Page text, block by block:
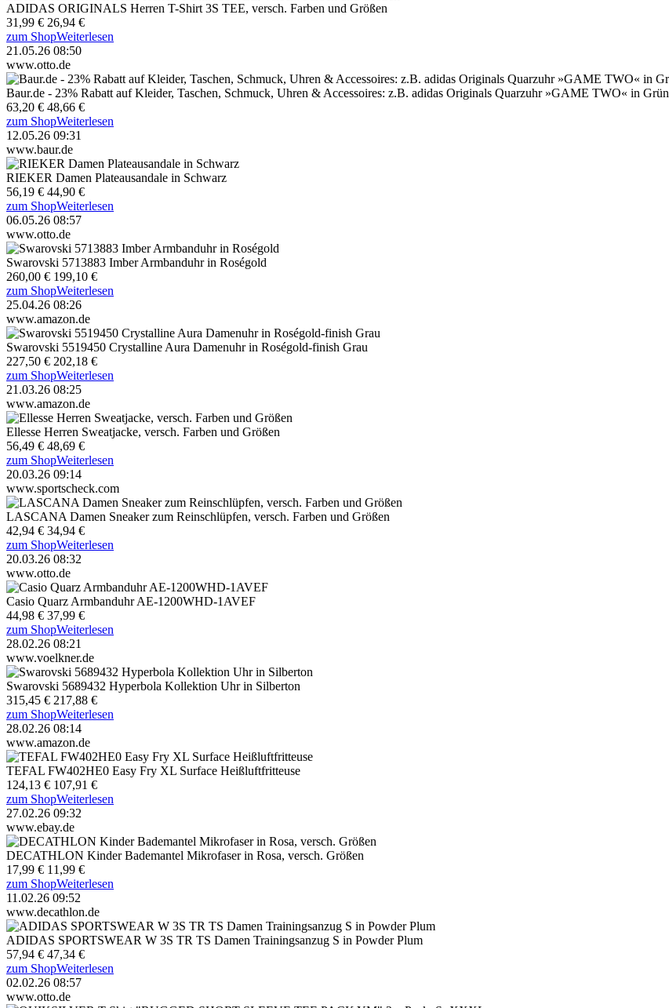
ADIDAS ORIGINALS Herren T-Shirt 3S TEE, versch. Farben und Größen
31,99 € 26,94 €
zum ShopWeiterlesen
21.05.26 08:50
www.otto.de
Baur.de - 23% Rabatt auf Kleider, Taschen, Schmuck, Uhren & Accessoires: z.B. adidas Originals Quarzuhr »GAME TWO« in Grün
63,20 € 48,66 €
zum ShopWeiterlesen
12.05.26 09:31
www.baur.de
RIEKER Damen Plateausandale in Schwarz
56,19 € 44,90 €
zum ShopWeiterlesen
06.05.26 08:57
www.otto.de
Swarovski 5713883 Imber Armbanduhr in Roségold
260,00 € 199,10 €
zum ShopWeiterlesen
25.04.26 08:26
www.amazon.de
Swarovski 5519450 Crystalline Aura Damenuhr in Roségold-finish Grau
227,50 € 202,18 €
zum ShopWeiterlesen
21.03.26 08:25
www.amazon.de
Ellesse Herren Sweatjacke, versch. Farben und Größen
56,49 € 48,69 €
zum ShopWeiterlesen
20.03.26 09:14
www.sportscheck.com
LASCANA Damen Sneaker zum Reinschlüpfen, versch. Farben und Größen
42,94 € 34,94 €
zum ShopWeiterlesen
20.03.26 08:32
www.otto.de
Casio Quarz Armbanduhr AE-1200WHD-1AVEF
44,98 € 37,99 €
zum ShopWeiterlesen
28.02.26 08:21
www.voelkner.de
Swarovski 5689432 Hyperbola Kollektion Uhr in Silberton
315,45 € 217,88 €
zum ShopWeiterlesen
28.02.26 08:14
www.amazon.de
TEFAL FW402HE0 Easy Fry XL Surface Heißluftfritteuse
124,13 € 107,91 €
zum ShopWeiterlesen
27.02.26 09:32
www.ebay.de
DECATHLON Kinder Bademantel Mikrofaser in Rosa, versch. Größen
17,99 € 11,99 €
zum ShopWeiterlesen
11.02.26 09:52
www.decathlon.de
ADIDAS SPORTSWEAR W 3S TR TS Damen Trainingsanzug S in Powder Plum
57,94 € 47,34 €
zum ShopWeiterlesen
02.02.26 08:57
www.otto.de